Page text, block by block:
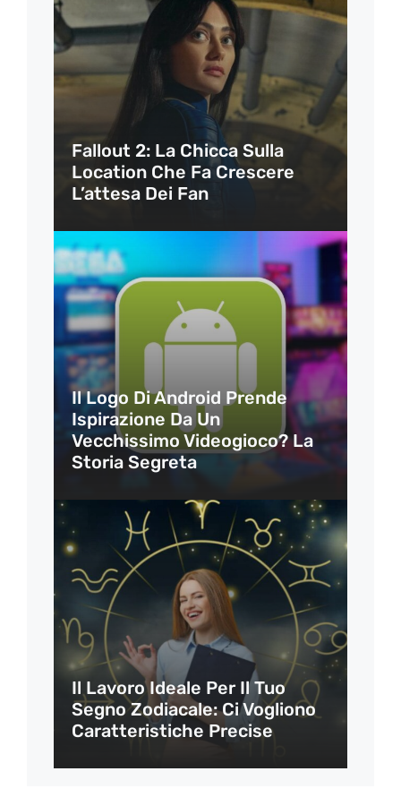
Fallout 2: La Chicca Sulla
Location Che Fa Crescere
L’attesa Dei Fan
Il Logo Di Android Prende
Ispirazione Da Un
Vecchissimo Videogioco? La
Storia Segreta
Il Lavoro Ideale Per Il Tuo
Segno Zodiacale: Ci Vogliono
Caratteristiche Precise